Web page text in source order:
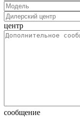
центр
сообщение